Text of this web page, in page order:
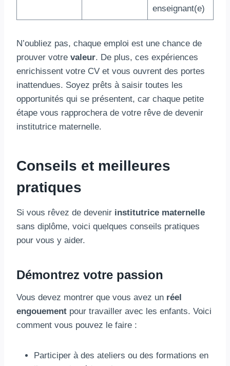
enseignant(e)
N’oubliez pas, chaque emploi est une chance de
prouver votre valeur. De plus, ces expériences
enrichissent votre CV et vous ouvrent des portes
inattendues. Soyez prêts à saisir toutes les
opportunités qui se présentent, car chaque petite
étape vous rapprochera de votre rêve de devenir
institutrice maternelle.
Conseils et meilleures
pratiques
Si vous rêvez de devenir institutrice maternelle
sans diplôme, voici quelques conseils pratiques
pour vous y aider.
Démontrez votre passion
Vous devez montrer que vous avez un réel
engouement pour travailler avec les enfants. Voici
comment vous pouvez le faire :
Participer à des ateliers ou des formations en